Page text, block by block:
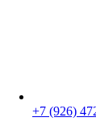
+7 (926)